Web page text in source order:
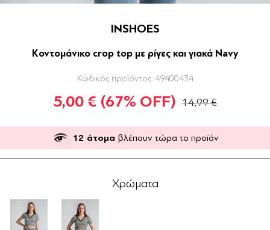
INSHOES
Κοντομάνικο crop top με ρίγες και γιακά Navy
Κωδικός προϊόντος: 49400434
5,00 € (67% OFF) 14,99 €
12 άτομα βλέπουν τώρα το προϊόν
Χρώματα